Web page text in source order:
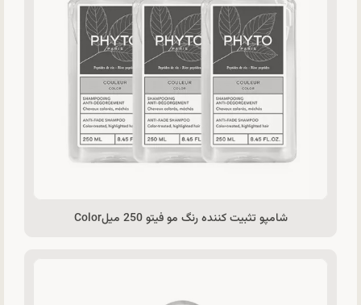
شامپو تثبیت کننده رنگ مو فیتو 250 میلColor